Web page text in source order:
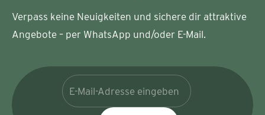
Verpass keine Neuigkeiten und sichere dir attraktive
Angebote – per WhatsApp und/oder E-Mail.